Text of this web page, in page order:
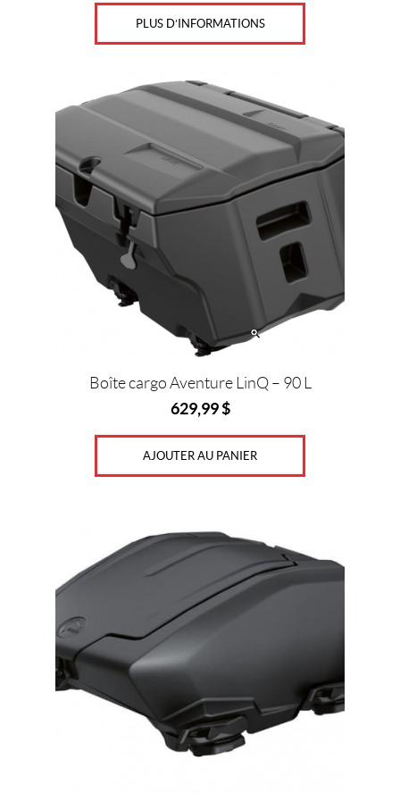
PLUS D’INFORMATIONS
Boîte cargo Aventure LinQ – 90 L
629,99$
AJOUTER AU PANIER